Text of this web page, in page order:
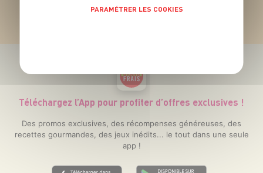
Téléchargez l’App pour profiter d’offres exclusives !
Des promos exclusives, des récompenses généreuses, des
recettes gourmandes, des jeux inédits... le tout dans une seule
app !
PARAMÉTRER LES COOKIES